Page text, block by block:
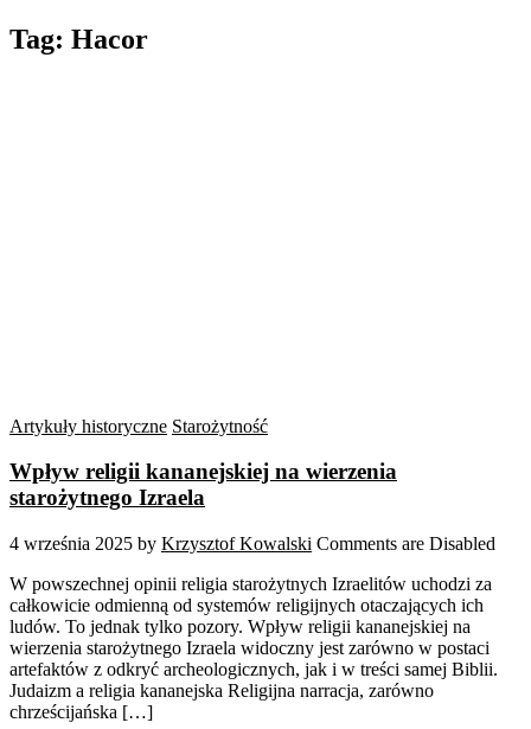
Tag: Hacor
Artykuły historyczne Starożytność
Wpływ religii kananejskiej na wierzenia
starożytnego Izraela
4 września 2025 by Krzysztof Kowalski Comments are Disabled
W powszechnej opinii religia starożytnych Izraelitów uchodzi za
całkowicie odmienną od systemów religijnych otaczających ich
ludów. To jednak tylko pozory. Wpływ religii kananejskiej na
wierzenia starożytnego Izraela widoczny jest zarówno w postaci
artefaktów z odkryć archeologicznych, jak i w treści samej Biblii.
Judaizm a religia kananejska Religijna narracja, zarówno
chrześcijańska […]